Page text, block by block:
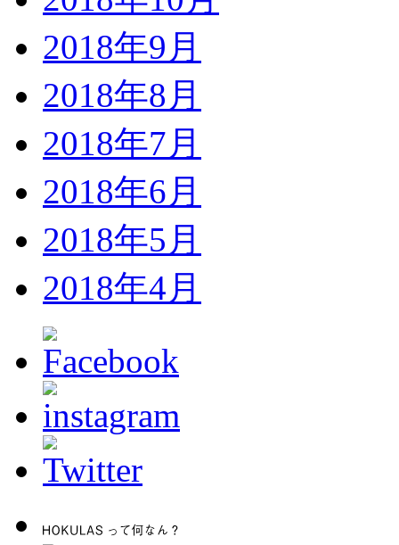
2018年9月
2018年8月
2018年7月
2018年6月
2018年5月
2018年4月